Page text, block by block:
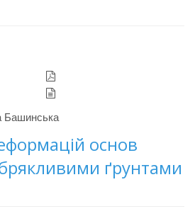
Башинська
основ
ґрунтами